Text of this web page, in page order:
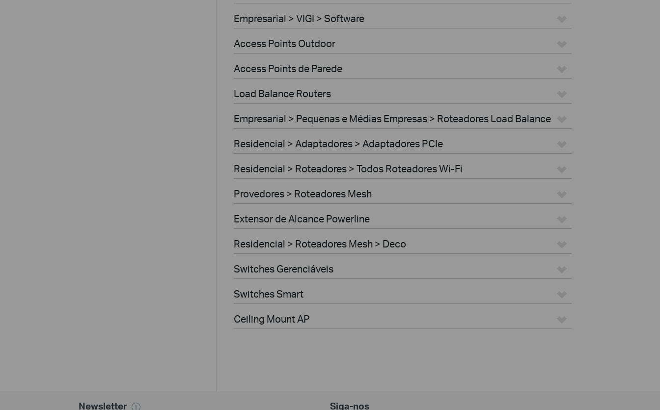
Empresarial > VIGI > Software
Access Points Outdoor
Access Points de Parede
Load Balance Routers
Empresarial > Pequenas e Médias Empresas > Roteadores Load Balance
Residencial > Adaptadores > Adaptadores PCIe
Residencial > Roteadores > Todos Roteadores Wi-Fi
Provedores > Roteadores Mesh
Extensor de Alcance Powerline
Residencial > Roteadores Mesh > Deco
Switches Gerenciáveis
Switches Smart
Ceiling Mount AP
Newsletter Siga-nos